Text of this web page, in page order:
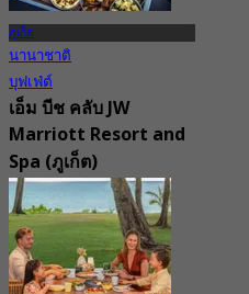
ภูเก็ต
นานาชาติ
บุฟเฟ่ต์
เอ็ม บีช คลับ JW
Marriott Resort and
Spa (ภูเก็ต)
4.9
148 การจอง
จาก฿ 795